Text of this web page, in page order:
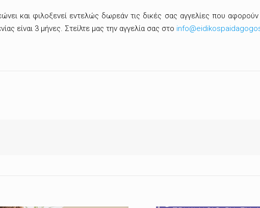
και φιλοξενεί εντελώς δωρεάν τις δικές σας αγγελίες που
είναι 3 μήνες. Στείλτε μας την αγγελία σας στο